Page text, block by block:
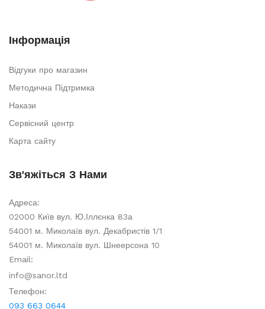
Інформація
Відгуки про магазин
Методична Підтримка
Накази
Сервісний центр
Карта сайту
Зв'яжіться З Нами
Адреса:
02000 Київ вул. Ю.Іллєнка 83а
54001 м. Миколаїв вул. Декабристів 1/1
54001 м. Миколаїв вул. Шнеерсона 10
Email:
info@sanor.ltd
Телефон:
093 663 0644